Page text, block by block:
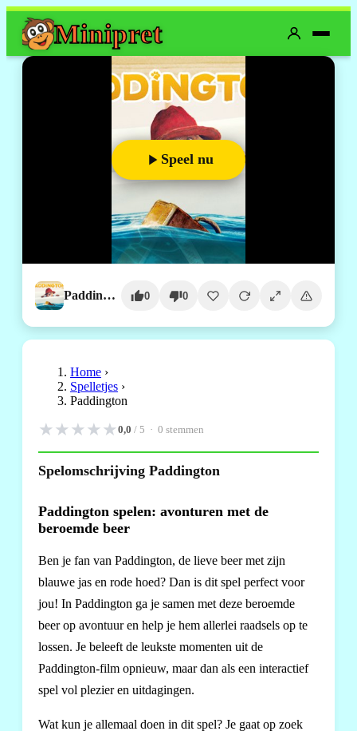
Minipret
Speel nu
Paddington 0 0
Home ›
Spelletjes ›
Paddington
★★★★★0,0 / 5 · 0 stemmen
Spelomschrijving Paddington
Paddington spelen: avonturen met de
beroemde beer
Ben je fan van Paddington, de lieve beer met zijn
blauwe jas en rode hoed? Dan is dit spel perfect voor
jou! In Paddington ga je samen met deze beroemde
beer op avontuur en help je hem allerlei raadsels op te
lossen. Je beleeft de leukste momenten uit de
Paddington-film opnieuw, maar dan als een interactief
spel vol plezier en uitdagingen.
Wat kun je allemaal doen in dit spel? Je gaat op zoek